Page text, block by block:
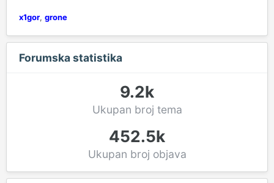
x1gor grone
Forumska statistika
9.2k
Ukupan broj tema
452.5k
Ukupan broj objava